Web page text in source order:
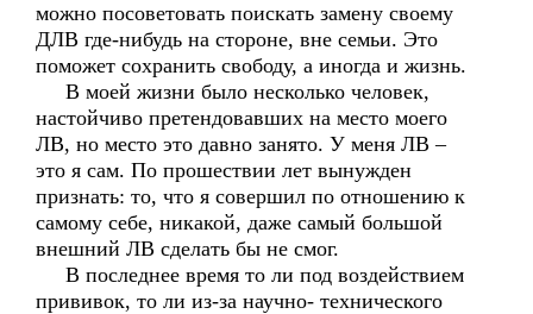
можно посоветовать поискать замену своему
ДЛВ где-нибудь на стороне, вне семьи. Это
поможет сохранить свободу, а иногда и жизнь.
В моей жизни было несколько человек,
настойчиво претендовавших на место моего
ЛВ, но место это давно занято. У меня ЛВ –
это я сам. По прошествии лет вынужден
признать: то, что я совершил по отношению к
самому себе, никакой, даже самый большой
внешний ЛВ сделать бы не смог.
В последнее время то ли под воздействием
прививок, то ли из-за научно- технического